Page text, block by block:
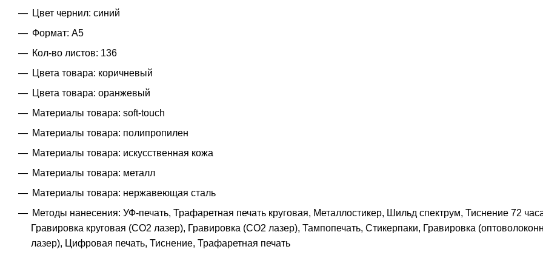
Цвет чернил: синий
Формат: A5
Кол-во листов: 136
Цвета товара: коричневый
Цвета товара: оранжевый
Материалы товара: soft-touch
Материалы товара: полипропилен
Материалы товара: искусственная кожа
Материалы товара: металл
Материалы товара: нержавеющая cталь
Методы нанесения: УФ-печать, Трафаретная печать круговая, Металлостикер, Шильд спектрум, Тиснение 72
Гравировка круговая (CO2 лазер), Гравировка (CO2 лазер), Тампопечать, Стикерпаки, Гравировка
лазер), Цифровая печать, Тиснение, Трафаретная печать